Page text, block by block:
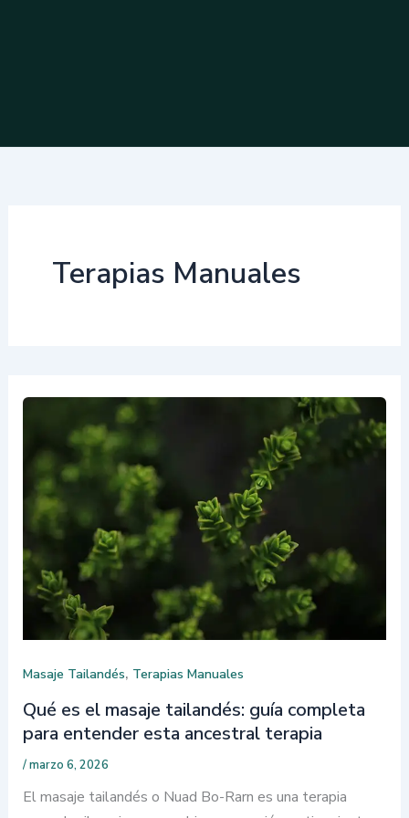
Terapias Manuales
Masaje Tailandés, Terapias Manuales
Qué es el masaje tailandés: guía completa
para entender esta ancestral terapia
/marzo 6, 2026
El masaje tailandés o Nuad Bo-Rarn es una terapia